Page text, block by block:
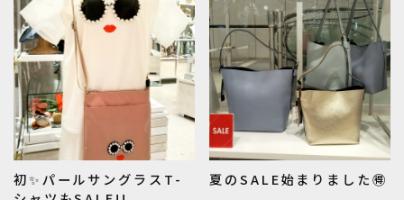
初✨️パールサングラスT-
夏のSALE始まりました🉐